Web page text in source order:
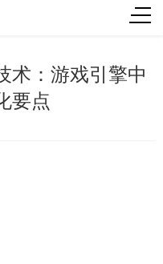
术：游戏引擎中
要点